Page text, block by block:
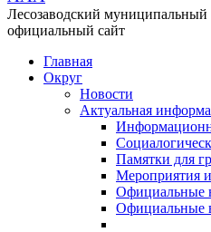
Лесозаводский муниципальный
официальный сайт
Главная
Округ
Новости
Актуальная
Памятки для
Мероприятия
Официальные
Официальные